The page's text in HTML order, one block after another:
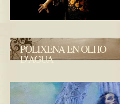
POLIXENA EN OLHO
D'AGUA